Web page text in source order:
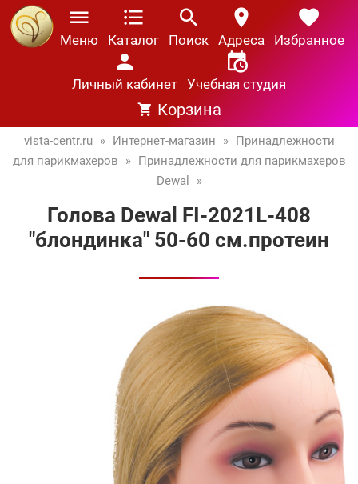
Меню Каталог Поиск Адреса Избранное
Личный кабинет Учебная студия
Корзина
vista-centr.ru » Интернет-магазин » Принадлежности
для парикмахеров
» Принадлежности для парикмахеров
Dewal
»
Голова Dewal FI-2021L-408
"блондинка" 50-60 см.протеин